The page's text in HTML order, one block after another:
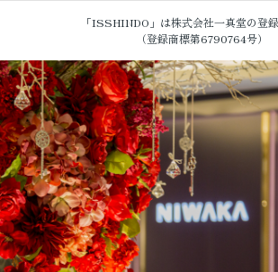
「ISSHINDO」は株式会社一真堂の登
（登録商標第6790764号）